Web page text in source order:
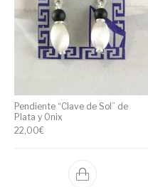
Pendiente “Clave de Sol” de
Plata y Onix
22,00€